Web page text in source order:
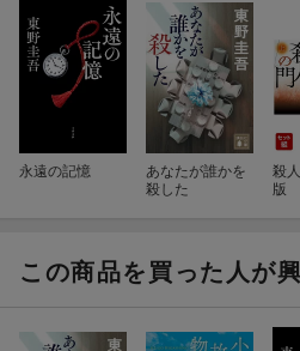
永遠の記憶
あなたが誰かを
殺した
殺
版
この商品を買った人が